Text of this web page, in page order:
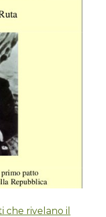
che rivelano il